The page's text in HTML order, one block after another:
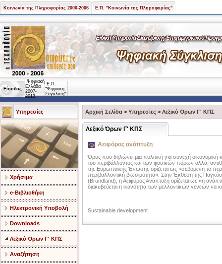
Κοινωνία της Πληροφορίας 2000-2006 Ε.Π. "Κοινωνία της Πληροφορίας"
Είσοδος
Ψηφιακή
Ελλάδα
2007-
2013
Ε.Π.
"Ψηφιακή
Σύγκλιση"
Υπηρεσίες
Χρήσιμα
e-Βιβλιοθήκη
Ηλεκτρονική Υποβολή
Downloads
Λεξικό Όρων Γ' ΚΠΣ
Αναζήτηση
Αρχική Σελίδα > Υπηρεσίες > Λεξικό Όρων Γ' ΚΠΣ
Λεξικό Όρων Γ' ΚΠΣ
Αειφόρος ανάπτυξη
Όρος που δηλώνει μια πολιτική για συνεχή
του περιβάλλοντος και των φυσικών πόρων αλλά,
της Ευρωπαϊκής Ένωσης ορίζεται ως «σεβόμενη το
περιβαλλοντική βιωσιμότητα». Στην Έκθεση της
(Brundland), η Αειφόρος Ανάπτυξη ορίζεται ως «η
διακυβεύεται η ικανότητα των μελλοντικών γενεών να
Sustainable development